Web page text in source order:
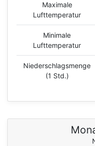
Maximale
Lufttemperatur
Minimale
Lufttemperatur
Niederschlagsmenge
(1 Std.)